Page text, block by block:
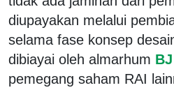
diupayakan melalui
selama fase konsep
dibiayai oleh almarhum
pemegang saham RAI